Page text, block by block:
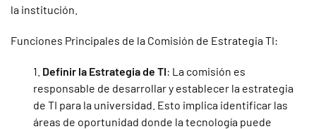
la institución.
Funciones Principales de la Comisión de Estrategia TI:
Definir la Estrategia de TI: La comisión es
responsable de desarrollar y establecer la estrategia
de TI para la universidad. Esto implica identificar las
áreas de oportunidad donde la tecnología puede